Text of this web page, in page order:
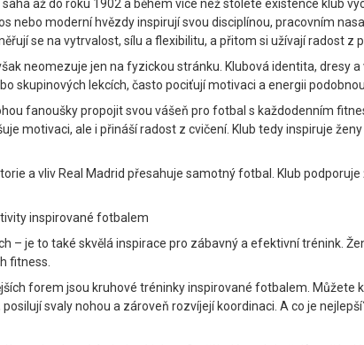
až do roku 1902 a během více než stoleté existence klub
nebo moderní hvězdy inspirují svou disciplínou, pracovním
se na vytrvalost, sílu a flexibilitu, a přitom si užívají radost z
neomezuje jen na fyzickou stránku. Klubová identita, dresy
skupinových lekcích, často pociťují motivaci a energii
fanoušky propojit svou vášeň pro fotbal s každodenním
motivaci, ale i přináší radost z cvičení. Klub tedy inspiruje
a vliv Real Madrid přesahuje samotný fotbal. Klub
inspirované fotbalem
– je to také skvělá inspirace pro zábavný a efektivní trénink.
fitness.
forem jsou kruhové tréninky inspirované fotbalem.
svaly nohou a zároveň rozvíjejí koordinaci. A co je